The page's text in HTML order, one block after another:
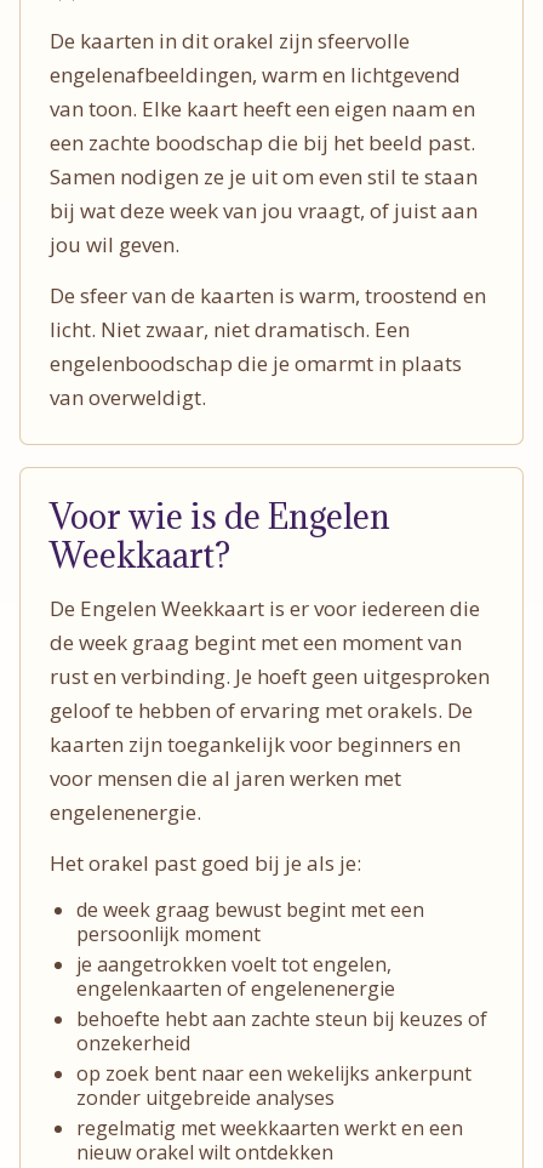
De kaarten in dit orakel zijn sfeervolle
engelenafbeeldingen, warm en lichtgevend
van toon. Elke kaart heeft een eigen naam en
een zachte boodschap die bij het beeld past.
Samen nodigen ze je uit om even stil te staan
bij wat deze week van jou vraagt, of juist aan
jou wil geven.
De sfeer van de kaarten is warm, troostend en
licht. Niet zwaar, niet dramatisch. Een
engelenboodschap die je omarmt in plaats
van overweldigt.
Voor wie is de Engelen
Weekkaart?
De Engelen Weekkaart is er voor iedereen die
de week graag begint met een moment van
rust en verbinding. Je hoeft geen uitgesproken
geloof te hebben of ervaring met orakels. De
kaarten zijn toegankelijk voor beginners en
voor mensen die al jaren werken met
engelenenergie.
Het orakel past goed bij je als je:
de week graag bewust begint met een
persoonlijk moment
je aangetrokken voelt tot engelen,
engelenkaarten of engelenenergie
behoefte hebt aan zachte steun bij keuzes of
onzekerheid
op zoek bent naar een wekelijks ankerpunt
zonder uitgebreide analyses
regelmatig met weekkaarten werkt en een
nieuw orakel wilt ontdekken